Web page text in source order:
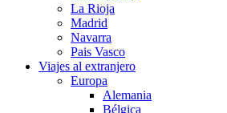
La Rioja
Madrid
Navarra
Pais Vasco
Viajes al extranjero
Europa
Alemania
Bélgica